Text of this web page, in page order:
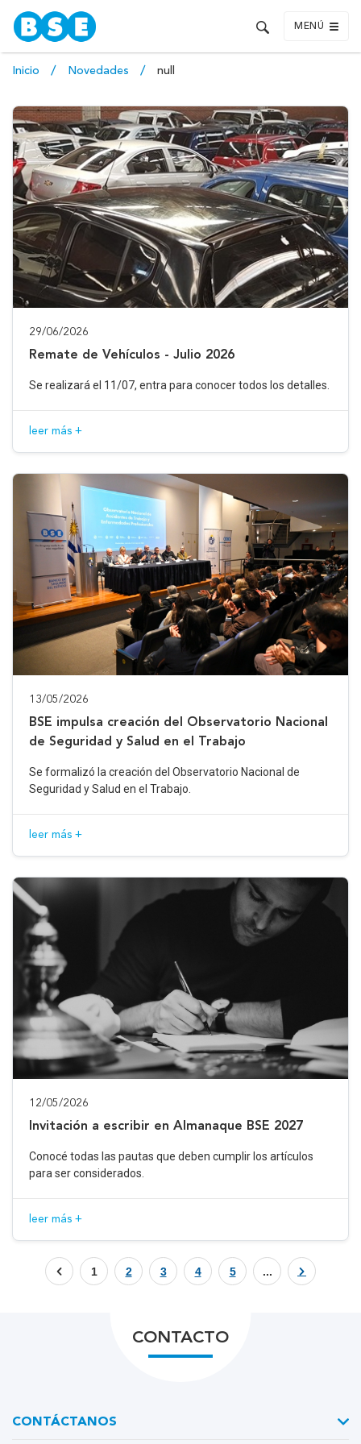
MENÚ
Inicio Novedades null
29/06/2026
Remate de Vehículos - Julio 2026
Se realizará el 11/07, entra para conocer todos los detalles.
leer más +
13/05/2026
BSE impulsa creación del Observatorio Nacional
de Seguridad y Salud en el Trabajo
Se formalizó la creación del Observatorio Nacional de
Seguridad y Salud en el Trabajo.
leer más +
12/05/2026
Invitación a escribir en Almanaque BSE 2027
Conocé todas las pautas que deben cumplir los artículos
para ser considerados.
leer más +
1 2 3 4 5 ...
CONTACTO
CONTÁCTANOS